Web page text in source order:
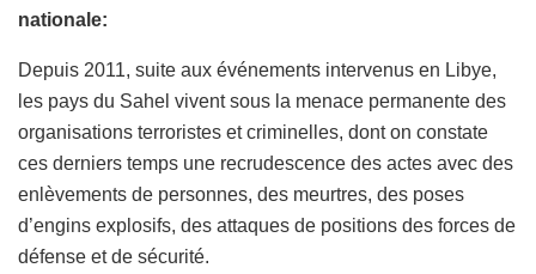
nationale:
Depuis 2011, suite aux événements intervenus en Libye,
les pays du Sahel vivent sous la menace permanente des
organisations terroristes et criminelles, dont on constate
ces derniers temps une recrudescence des actes avec des
enlèvements de personnes, des meurtres, des poses
d’engins explosifs, des attaques de positions des forces de
défense et de sécurité.